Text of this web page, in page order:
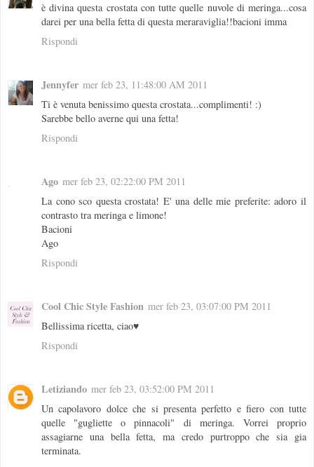
è divina questa crostata con tutte quelle nuvole di meringa...cosa
darei per una bella fetta di questa meraraviglia!!bacioni imma
Rispondi
Jennyfer mer feb 23, 11:48:00 AM 2011
Ti è venuta benissimo questa crostata...complimenti! :)
Sarebbe bello averne qui una fetta!
Rispondi
Ago mer feb 23, 02:22:00 PM 2011
La cono sco questa crostata! E' una delle mie preferite: adoro il
contrasto tra meringa e limone!
Bacioni
Ago
Rispondi
Cool Chic Style Fashion mer feb 23, 03:07:00 PM 2011
Bellissima ricetta, ciao♥
Rispondi
Letiziando mer feb 23, 03:52:00 PM 2011
Un capolavoro dolce che si presenta perfetto e fiero con tutte
quelle "gugliette o pinnacoli" di meringa. Vorrei proprio
assagiarne una bella fetta, ma credo purtroppo che sia gia
terminata.